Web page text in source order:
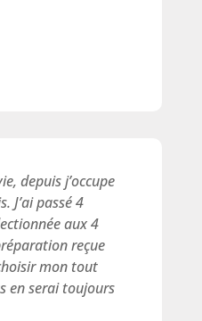
depuis j’occupe
J’ai passé 4
aux 4
reçue
mon tout
en serai toujours